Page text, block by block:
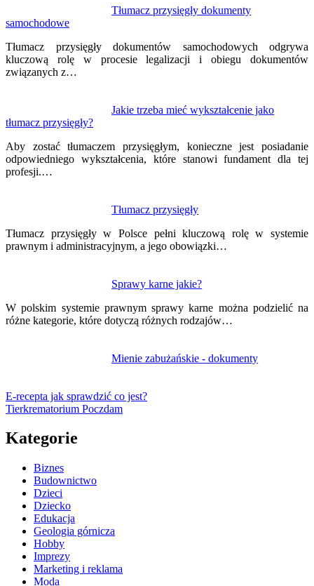
Tłumacz przysięgły dokumenty
samochodowe
Tłumacz przysięgły dokumentów samochodowych odgrywa
kluczową rolę w procesie legalizacji i obiegu dokumentów
związanych z…
Jakie trzeba mieć wykształcenie jako
tłumacz przysięgły?
Aby zostać tłumaczem przysięgłym, konieczne jest posiadanie
odpowiedniego wykształcenia, które stanowi fundament dla tej
profesji.…
Tłumacz przysięgły
Tłumacz przysięgły w Polsce pełni kluczową rolę w systemie
prawnym i administracyjnym, a jego obowiązki…
Sprawy karne jakie?
W polskim systemie prawnym sprawy karne można podzielić na
różne kategorie, które dotyczą różnych rodzajów…
Mienie zabużańskie - dokumenty
wpisu
E-recepta jak sprawdzić co jest?
Tierkrematorium Poczdam
Kategorie
Biznes
Budownictwo
Dzieci
Dziecko
Edukacja
Geologia górnicza
Hobby
Imprezy
Marketing i reklama
Moda